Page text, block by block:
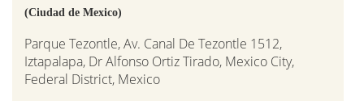
(Ciudad de Mexico)
Parque Tezontle, Av. Canal De Tezontle 1512,
Iztapalapa, Dr Alfonso Ortiz Tirado, Mexico City,
Federal District, Mexico